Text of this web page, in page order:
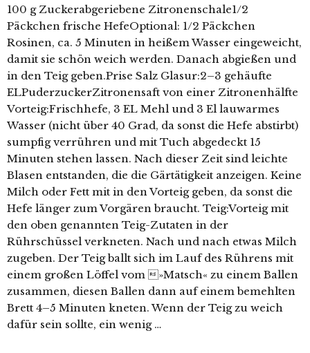
100 g Zuckerabgeriebene Zitronenschale1/2
Päckchen frische HefeOptional: 1/2 Päckchen
Rosinen, ca. 5 Minuten in heißem Wasser eingeweicht,
damit sie schön weich werden. Danach abgießen und
in den Teig geben.Prise Salz Glasur:2–3 gehäufte
ELPuderzuckerZitronensaft von einer Zitronenhälfte
Vorteig:Frischhefe, 3 EL Mehl und 3 El lauwarmes
Wasser (nicht über 40 Grad, da sonst die Hefe abstirbt)
sumpfig verrühren und mit Tuch abgedeckt 15
Minuten stehen lassen. Nach dieser Zeit sind leichte
Blasen entstanden, die die Gärtätigkeit anzeigen. Keine
Milch oder Fett mit in den Vorteig geben, da sonst die
Hefe länger zum Vorgären braucht. Teig:Vorteig mit
den oben genannten Teig-Zutaten in der
Rührschüssel verkneten. Nach und nach etwas Milch
zugeben. Der Teig ballt sich im Lauf des Rührens mit
einem großen Löffel vom »Matsch« zu einem Ballen
zusammen, diesen Ballen dann auf einem bemehlten
Brett 4–5 Minuten kneten. Wenn der Teig zu weich
dafür sein sollte, ein wenig …